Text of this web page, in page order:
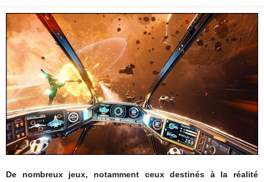
De nombreux jeux, notamment ceux destinés à la réalité